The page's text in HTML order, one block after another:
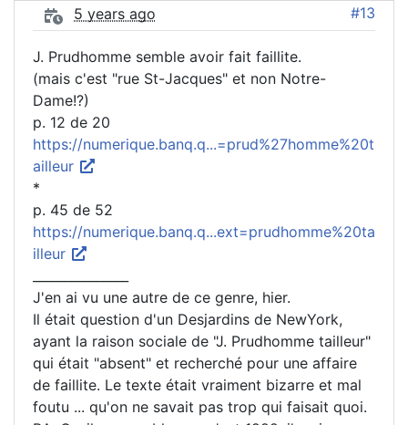
5 years ago #13
J. Prudhomme semble avoir fait faillite.
(mais c'est "rue St-Jacques" et non Notre-
Dame!?)
p. 12 de 20
https://numerique.banq.q...=prud%27homme%20t
ailleur
*
p. 45 de 52
https://numerique.banq.q...ext=prudhomme%20ta
illeur
J'en ai vu une autre de ce genre, hier.
Il était question d'un Desjardins de NewYork,
ayant la raison sociale de "J. Prudhomme tailleur"
qui était "absent" et recherché pour une affaire
de faillite. Le texte était vraiment bizarre et mal
foutu ... qu'on ne savait pas trop qui faisait quoi.